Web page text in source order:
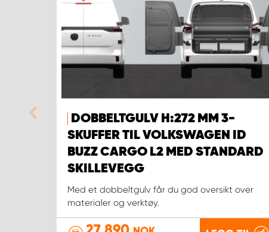
DOBBELTGULV H:272 MM 3-
SKUFFER TIL VOLKSWAGEN ID
BUZZ CARGO L2 MED STANDARD
SKILLEVEGG
Med et dobbeltgulv får du god oversikt over
materialer og verktøy.